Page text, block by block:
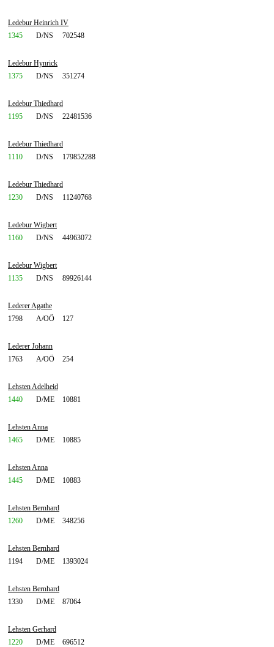
Ledebur Heinrich IV
1345
D/NS 702548
Ledebur Hynrick
1375
D/NS 351274
Ledebur Thiedhard
1195
D/NS 22481536
Ledebur Thiedhard
1110
D/NS 179852288
Ledebur Thiedhard
1230
D/NS 11240768
Ledebur Wigbert
1160
D/NS 44963072
Ledebur Wigbert
1135
D/NS 89926144
Lederer Agathe
1798
A/OÖ 127
Lederer Johann
1763
A/OÖ 254
Lehsten Adelheid
1440
D/ME 10881
Lehsten Anna
1465
D/ME 10885
Lehsten Anna
1445
D/ME 10883
Lehsten Bernhard
1260
D/ME 348256
Lehsten Bernhard
1194
D/ME 1393024
Lehsten Bernhard
1330
D/ME 87064
Lehsten Gerhard
1220
D/ME 696512